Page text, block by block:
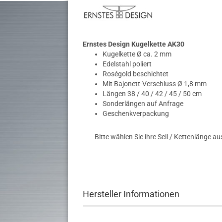
Ernstes Design Kugelkette AK30
Kugelkette Ø ca. 2 mm
Edelstahl poliert
Roségold beschichtet
Mit Bajonett-Verschluss Ø 1,8 mm
Längen 38 / 40 / 42 / 45 / 50 cm
Sonderlängen auf Anfrage
Geschenkverpackung
Bitte wählen Sie ihre Seil / Kettenlänge
Hersteller Informationen